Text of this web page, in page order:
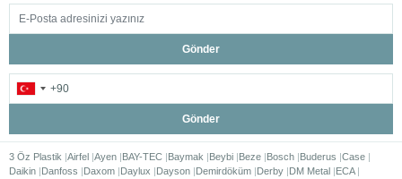
Gönder
Gönder
3 Öz Plastik Airfel Ayen BAY-TEC Baymak Beybi Beze Bosch Buderus Case
Daikin Danfoss Daxom Daylux Dayson Demirdöküm Derby DM Metal ECA